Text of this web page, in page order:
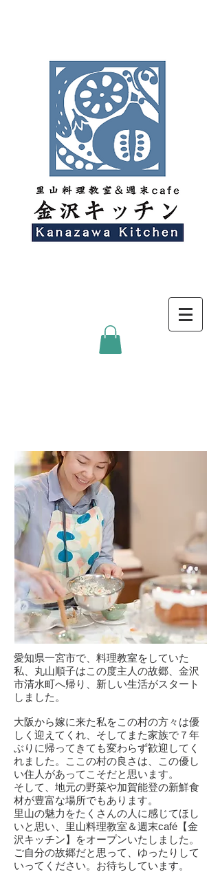
愛知県一宮市で、料理教室をしていた
私、丸山順子はこの度主人の故郷、金沢
市清水町へ帰り、新しい生活がスタート
しました。
大阪から嫁に来た私をこの村の方々は優
しく迎えてくれ、そしてまた家族で７年
ぶりに帰ってきても変わらず歓迎してく
れました。ここの村の良さは、この優し
い住人があってこそだと思います。
そして、地元の野菜や加賀能登の新鮮食
材が豊富な場所でもあります。
里山の魅力をたくさんの人に感じてほし
いと思い、里山料理教室＆週末café【金
沢キッチン】をオープンいたしました。
ご自分の故郷だと思って、ゆったりして
いってください。お待ちしています。